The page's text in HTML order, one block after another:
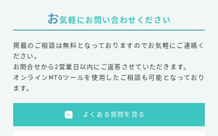
お気軽にお問い合わせください
掲載のご相談は無料となっておりますのでお気軽にご連絡く
ださい。
お問合せから2営業日以内にご返答させていただきます。
オンラインMTGツールを使用したご相談も可能となっており
ます。
よくある質問を見る